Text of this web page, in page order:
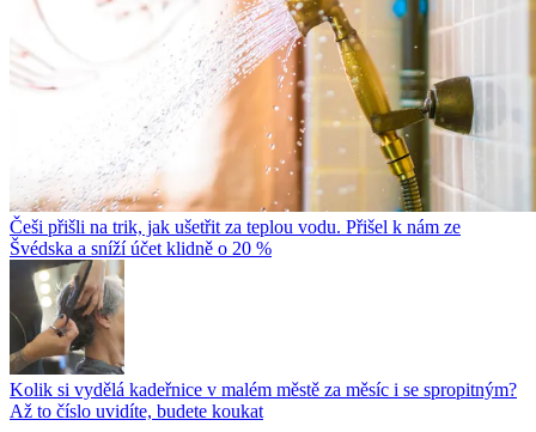
Češi přišli na trik, jak ušetřit za teplou vodu. Přišel k nám ze
Švédska a sníží účet klidně o 20 %
Kolik si vydělá kadeřnice v malém městě za měsíc i se spropitným?
Až to číslo uvidíte, budete koukat